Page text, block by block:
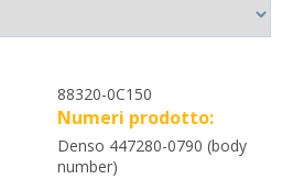
88320-0C150
Numeri prodotto:
Denso 447280-0790 (body
number)